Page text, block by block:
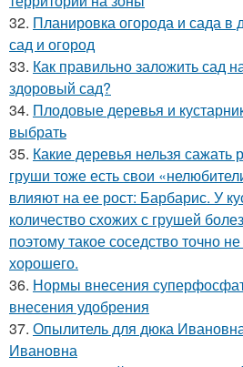
32. Планировка огорода и сада в
сад и огород
33. Как правильно заложить сад
здоровый сад?
34. Плодовые деревья и
выбрать
35. Какие деревья нельзя сажать
груши тоже есть свои
влияют на ее рост: Барбарис. У
количество схожих с грушей
поэтому такое соседство точно
хорошего.
36. Нормы внесения
внесения удобрения
37. Опылитель для дюка
Ивановна